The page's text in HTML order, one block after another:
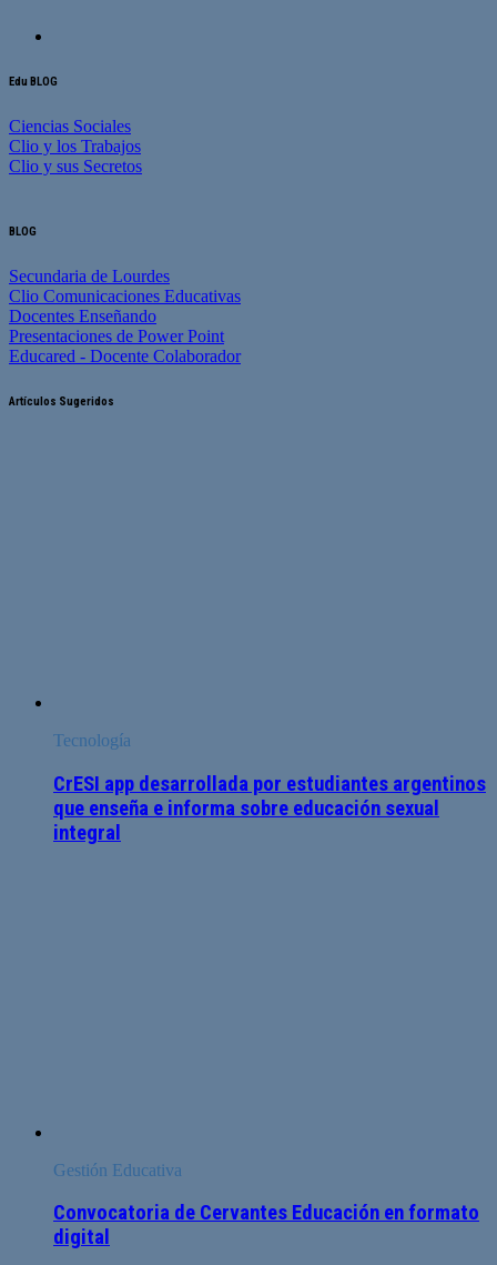
Edu BLOG
Ciencias Sociales
Clio y los Trabajos
Clio y sus Secretos
BLOG
Secundaria de Lourdes
Clio Comunicaciones Educativas
Docentes Enseñando
Presentaciones de Power Point
Educared - Docente Colaborador
Artículos Sugeridos
Tecnología
CrESI app desarrollada por estudiantes argentinos
que enseña e informa sobre educación sexual
integral
Gestión Educativa
Convocatoria de Cervantes Educación en formato
digital